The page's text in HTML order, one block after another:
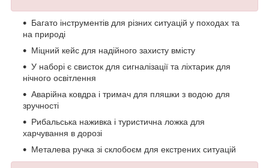
Багато інструментів для різних ситуацій у походах та
на природі
Міцний кейс для надійного захисту вмісту
У наборі є свисток для сигналізації та ліхтарик для
нічного освітлення
Аварійна ковдра і тримач для пляшки з водою для
зручності
Рибальська наживка і туристична ложка для
харчування в дорозі
Металева ручка зі склобоєм для екстрених ситуацій